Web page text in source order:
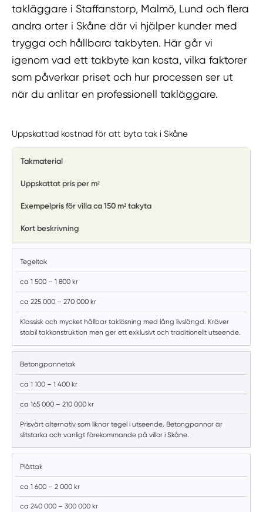
takläggare i Staffanstorp, Malmö, Lund och flera
andra orter i Skåne där vi hjälper kunder med
trygga och hållbara takbyten. Här går vi
igenom vad ett takbyte kan kosta, vilka faktorer
som påverkar priset och hur processen ser ut
när du anlitar en professionell takläggare.
Uppskattad kostnad för att byta tak i Skåne
Takmaterial
Uppskattat pris per m²
Exempelpris för villa ca 150 m² takyta
Kort beskrivning
Tegeltak
ca 1 500 – 1 800 kr
ca 225 000 – 270 000 kr
Klassisk och mycket hållbar taklösning med lång livslängd. Kräver
stabil takkonstruktion men ger ett exklusivt och traditionellt utseende.
Betongpannetak
ca 1 100 – 1 400 kr
ca 165 000 – 210 000 kr
Prisvärt alternativ som liknar tegel i utseende. Betongpannor är
slitstarka och vanligt förekommande på villor i Skåne.
Plåttak
ca 1 600 – 2 000 kr
ca 240 000 – 300 000 kr